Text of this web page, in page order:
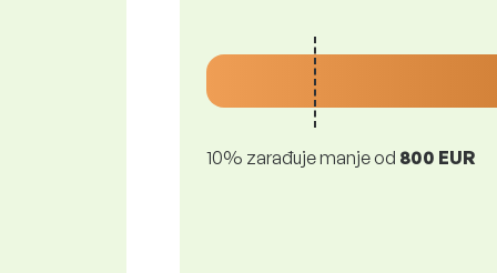
10% zarađuje manje od 800 EUR